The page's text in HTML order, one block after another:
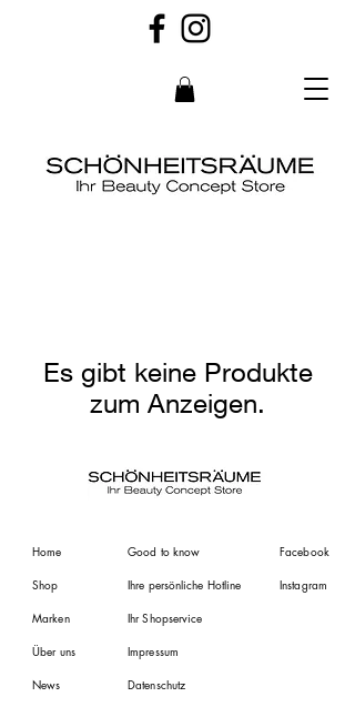
Es gibt keine Produkte
zum Anzeigen.
Home
Shop
Marken
Über uns
News
Facebook
Instagram
Good to know
Ihre persönliche Hotline
Ihr Shopservice
Impressum
Datenschutz